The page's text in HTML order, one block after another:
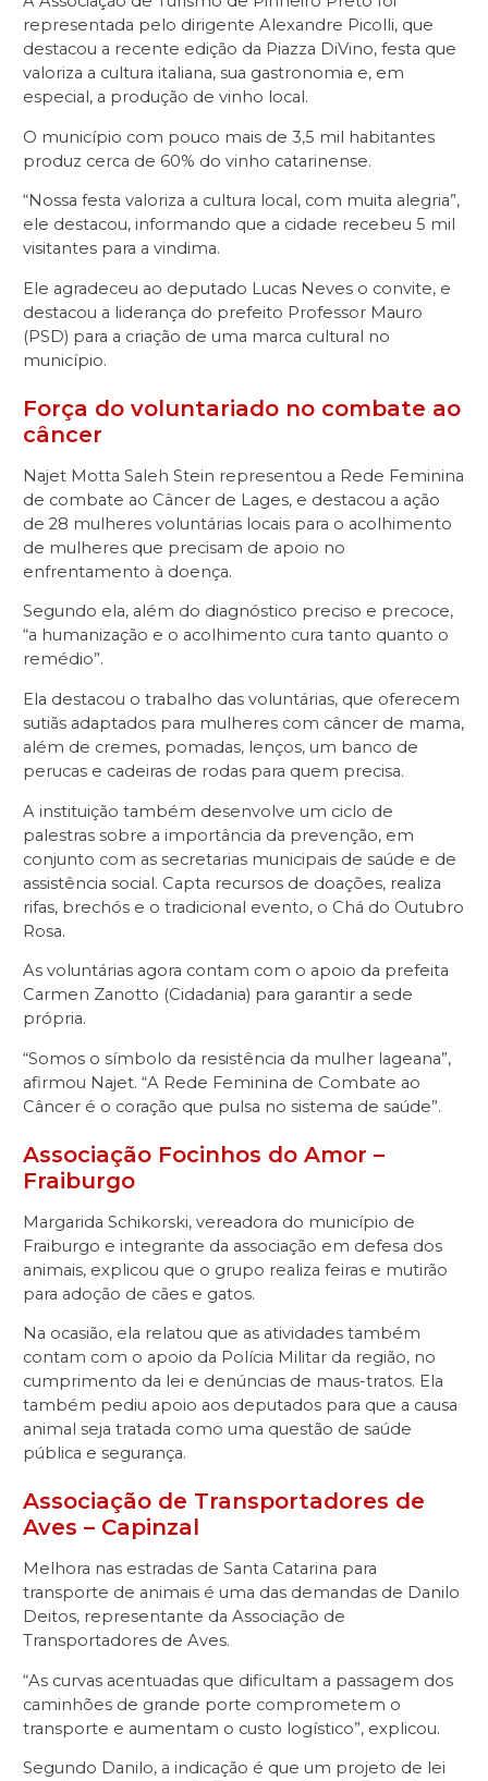
representada pelo dirigente Alexandre Picolli, que
destacou a recente edição da Piazza DiVino, festa que
valoriza a cultura italiana, sua gastronomia e, em
especial, a produção de vinho local.
O município com pouco mais de 3,5 mil habitantes
produz cerca de 60% do vinho catarinense.
“Nossa festa valoriza a cultura local, com muita alegria”,
ele destacou, informando que a cidade recebeu 5 mil
visitantes para a vindima.
Ele agradeceu ao deputado Lucas Neves o convite, e
destacou a liderança do prefeito Professor Mauro
(PSD) para a criação de uma marca cultural no
município.
Força do voluntariado no combate ao
câncer
Najet Motta Saleh Stein representou a Rede Feminina
de combate ao Câncer de Lages, e destacou a ação
de 28 mulheres voluntárias locais para o acolhimento
de mulheres que precisam de apoio no
enfrentamento à doença.
Segundo ela, além do diagnóstico preciso e precoce,
“a humanização e o acolhimento cura tanto quanto o
remédio”.
Ela destacou o trabalho das voluntárias, que oferecem
sutiãs adaptados para mulheres com câncer de mama,
além de cremes, pomadas, lenços, um banco de
perucas e cadeiras de rodas para quem precisa.
A instituição também desenvolve um ciclo de
palestras sobre a importância da prevenção, em
conjunto com as secretarias municipais de saúde e de
assistência social. Capta recursos de doações, realiza
rifas, brechós e o tradicional evento, o Chá do Outubro
Rosa.
As voluntárias agora contam com o apoio da prefeita
Carmen Zanotto (Cidadania) para garantir a sede
própria.
“Somos o símbolo da resistência da mulher lageana”,
afirmou Najet. “A Rede Feminina de Combate ao
Câncer é o coração que pulsa no sistema de saúde”.
Associação Focinhos do Amor –
Fraiburgo
Margarida Schikorski, vereadora do município de
Fraiburgo e integrante da associação em defesa dos
animais, explicou que o grupo realiza feiras e mutirão
para adoção de cães e gatos.
Na ocasião, ela relatou que as atividades também
contam com o apoio da Polícia Militar da região, no
cumprimento da lei e denúncias de maus-tratos. Ela
também pediu apoio aos deputados para que a causa
animal seja tratada como uma questão de saúde
pública e segurança.
Associação de Transportadores de
Aves – Capinzal
Melhora nas estradas de Santa Catarina para
transporte de animais é uma das demandas de Danilo
Deitos, representante da Associação de
Transportadores de Aves.
“As curvas acentuadas que dificultam a passagem dos
caminhões de grande porte comprometem o
transporte e aumentam o custo logístico”, explicou.
Segundo Danilo, a indicação é que um projeto de lei